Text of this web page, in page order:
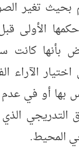
بحيث تغير
الأولى
بأنها كانت
الآراء
بها أو في
التدريجي
المحيط.